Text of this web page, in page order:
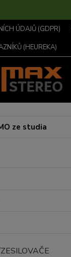
ÚDAJŮ (GDPR)
(HEUREKA)
ze studia